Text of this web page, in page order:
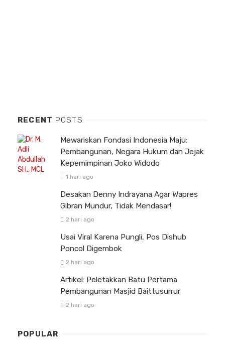
RECENT POSTS
Mewariskan Fondasi Indonesia Maju:
Pembangunan, Negara Hukum dan Jejak
Kepemimpinan Joko Widodo
1 hari ago
Desakan Denny Indrayana Agar Wapres
Gibran Mundur, Tidak Mendasar!
2 hari ago
Usai Viral Karena Pungli, Pos Dishub
Poncol Digembok
2 hari ago
Artikel: Peletakkan Batu Pertama
Pembangunan Masjid Baittusurrur
2 hari ago
POPULAR